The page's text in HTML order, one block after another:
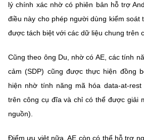
lý chính xác nhờ có phiên bản hỗ trợ
điều này cho phép người dùng kiểm soát
được tách biệt với các dữ liệu chung trên
Cũng theo ông Du, nhờ có AE, các tính
cảm (SDP) cũng được thực hiện đồng
hiện nhờ tính năng mã hóa data-at-
trên công cụ đĩa và chỉ có thể được giải
nguồn).
Điểm ưu việt nữa, AE còn có thể hỗ trợ